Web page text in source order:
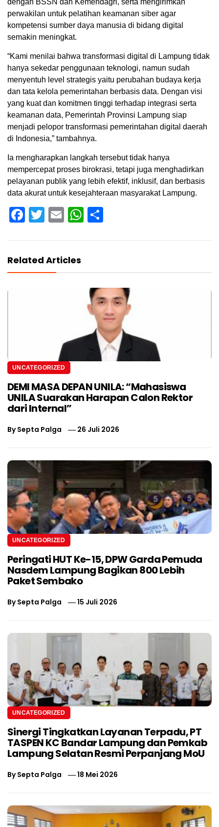
perwakilan untuk pelatihan keamanan siber agar
kompetensi sumber daya manusia di bidang digital
semakin meningkat.
“Kami menilai bahwa transformasi digital di Lampung tidak
hanya sekedar penggunaan teknologi, namun sudah
menyentuh level strategis yaitu perubahan budaya kerja
dan tata kelola pemerintahan berbasis data. Dengan visi
yang kuat dan komitmen tinggi terhadap integrasi serta
keamanan data, Pemerintah Provinsi Lampung siap
menjadi pelopor transformasi pemerintahan digital daerah
di Indonesia,” tambahnya.
Ia mengharapkan langkah tersebut tidak hanya
mempercepat proses birokrasi, tetapi juga menghadirkan
pelayanan publik yang lebih efektif, inklusif, dan berbasis
data akurat untuk kesejahteraan masyarakat Lampung.
Facebook
Twitter
EmailWhatsApp
Related Articles
UNCATEGORIZED
DEMI MASA DEPAN UNILA: “Mahasiswa
UNILA Suarakan Harapan Calon Rektor
dari Internal”
BySepta Palga 26 Juli 2026
UNCATEGORIZED
Peringati HUT Ke-15, DPW Garda Pemuda
Nasdem Lampung Bagikan 800 Lebih
Paket Sembako
BySepta Palga 15 Juli 2026
UNCATEGORIZED
Sinergi Tingkatkan Layanan Terpadu, PT
TASPEN KC Bandar Lampung dan Pemkab
Lampung Selatan Resmi Perpanjang MoU
BySepta Palga 18 Mei 2026